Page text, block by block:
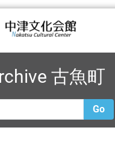
古魚町
Go